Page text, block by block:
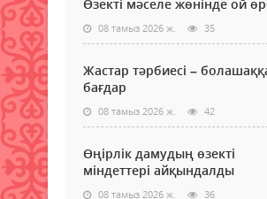
Өзекті мәселе жөнінде ой
08 тамыз 2026 ж. 35
Жастар тәрбиесі –
бағдар
08 тамыз 2026 ж. 42
Өңірлік дамудың өзекті
міндеттері айқындалды
08 тамыз 2026 ж. 36